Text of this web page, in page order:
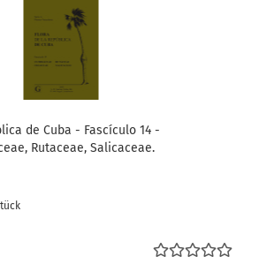
de Cuba - Fascículo 14 -
Rutaceae, Salicaceae.